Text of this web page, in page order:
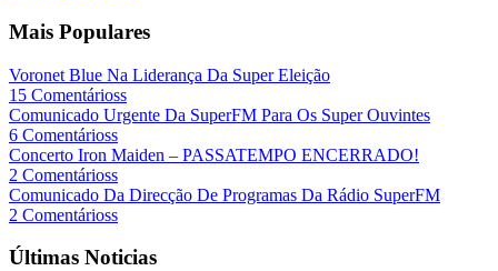
Mais Populares
Voronet Blue Na Liderança Da Super Eleição
15 Comentárioss
Comunicado Urgente Da SuperFM Para Os Super Ouvintes
6 Comentárioss
Concerto Iron Maiden – PASSATEMPO ENCERRADO!
2 Comentárioss
Comunicado Da Direcção De Programas Da Rádio SuperFM
2 Comentárioss
Últimas Noticias